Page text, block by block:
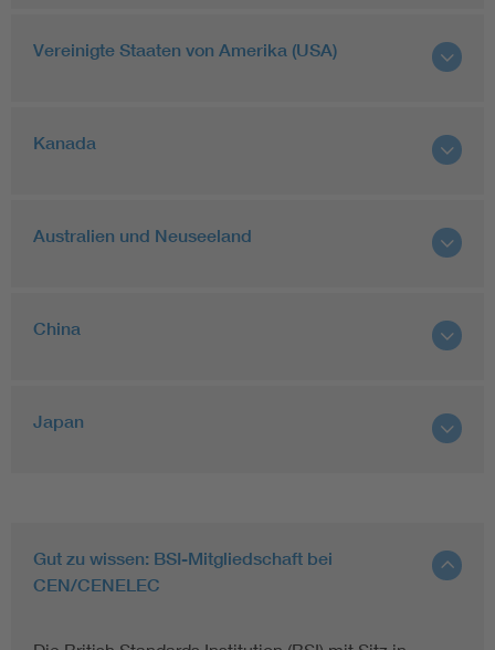
Vereinigte Staaten von Amerika (USA)
Kanada
Australien und Neuseeland
China
Japan
Gut zu wissen: BSI-Mitgliedschaft bei
CEN/CENELEC